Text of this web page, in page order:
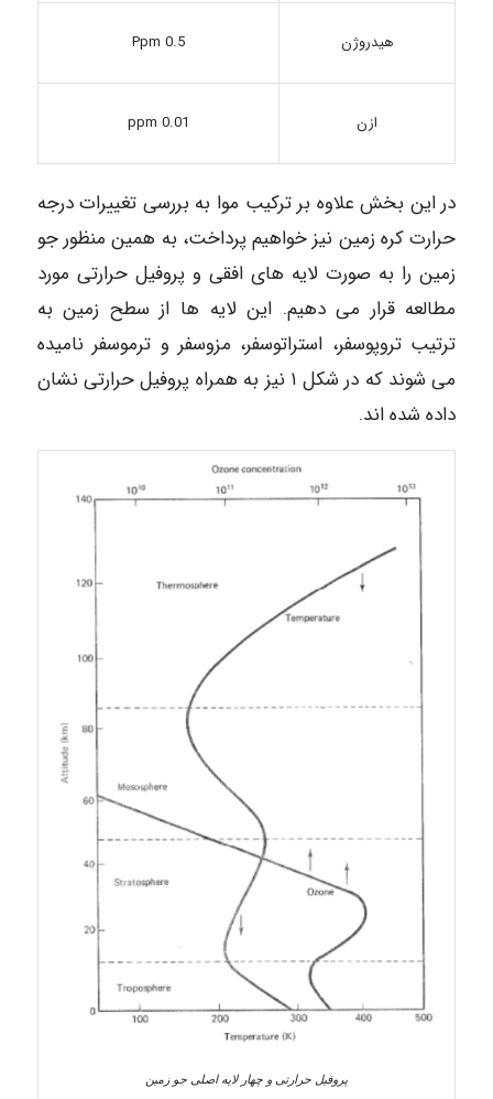
هیدروژن 0.5 Ppm
ازن 0.01 ppm
در این بخش علاوه بر ترکیب موا به بررسی تغییرات درجه
حرارت کره زمین نیز خواهیم پرداخت، به همین منظور جو
زمین را به صورت لایه های افقی و پروفیل حرارتی مورد
مطالعه قرار می دهیم. این لایه ها از سطح زمین به
ترتیب تروپوسفر، استراتوسفر، مزوسفر و ترموسفر نامیده
می شوند که در شکل ۱ نیز به همراه پروفیل حرارتی نشان
داده شده اند.
پروفيل حرارتی و چهار لایه اصلی جو زمین